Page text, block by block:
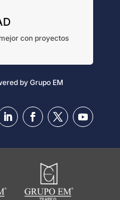
con proyectos
byGrupo EM